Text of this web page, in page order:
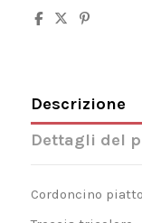
Descrizione
Dettagli del
Cordoncino